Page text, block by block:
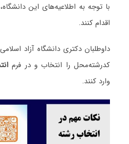
با توجه به اطلاعیه‌های این
اقدام کنند.
کدرشته‌محل را انتخاب و در فرم
وارد کنند.